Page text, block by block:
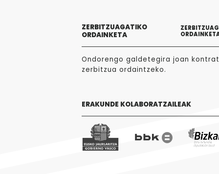
ZERBITZUAGATIKO
ORDAINKETA
Ondorengo galdetegira joan
zerbitzua ordaintzeko.
ERAKUNDE KOLABORATZAILEAK